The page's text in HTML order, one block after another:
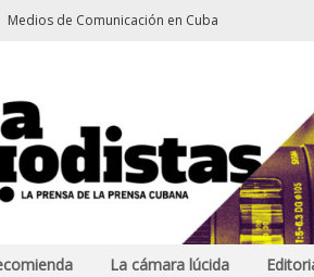
Medios de Comunicación en Cuba
La cámara lúcida